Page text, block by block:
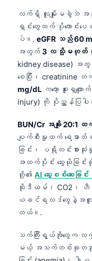
လက်ရှိ လူမျိုးမခွဲဘဲ အသုံ
ရှင်းတွေထက် ပိုကောင်း
ပဲ။. eGFR သည် 60
အတွက် 3 လ သို့မဟုတ်
kidney disease)
စေပြီး၊ creatinine တ
mg/dL ကတော့ စူးရှက
injury) ကို ပိုညွှန်ပြပ
BUN/Cr အချိုး 20:1
ပျက်စီးမှုထက် ရေဓာတ်ခ
ခြင်း၊ ပရိုတင်းစား
အထက်ပိုင်း သွေးယိုခ
တို့၏ AI သွေးစစ်ဆေးခြ
ဆိုဒီယမ်၊ CO2၊ ဟီ
ယခင်ရလဒ်တွေနဲ့အတူ
တယ်။.
သက်ကြီးရွယ်အိုတွေက လ
မယ့် အသက်တစ်ခုတည်းကြေ
Русский
한국어
Slovenščina
Magyar
Shqip
বাংলা
मराठी
తెలుగు
தமிழ்
ગુજરાતી
ಕನ್ನಡ
മലയാളം